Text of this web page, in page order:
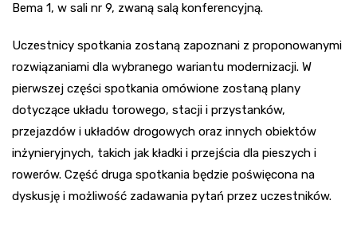
Bema 1, w sali nr 9, zwaną salą konferencyjną.
Uczestnicy spotkania zostaną zapoznani z proponowanymi
rozwiązaniami dla wybranego wariantu modernizacji. W
pierwszej części spotkania omówione zostaną plany
dotyczące układu torowego, stacji i przystanków,
przejazdów i układów drogowych oraz innych obiektów
inżynieryjnych, takich jak kładki i przejścia dla pieszych i
rowerów. Część druga spotkania będzie poświęcona na
dyskusję i możliwość zadawania pytań przez uczestników.